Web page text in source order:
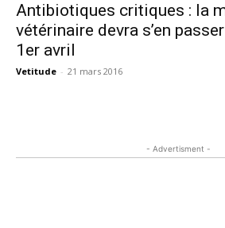
Antibiotiques critiques : la
vétérinaire devra s’en
1er avril
Vetitude - 21 mars 2016
- Advertisment -